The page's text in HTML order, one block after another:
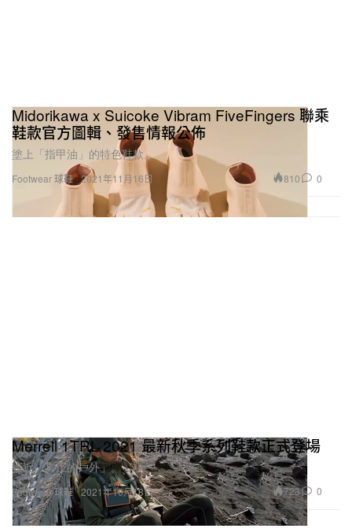
Footwear 球鞋
Midorikawa x Suicoke Vibram FiveFingers 聯乘
鞋款官方圖輯、發售情報公佈
塗上「指甲油」的特色鞋款。
2021年11月16日 810 0
Footwear 球鞋
Merrell 1TRL 2021 最新秋季系列鞋款正式登場
接近「真正的戶外」。
2021年10月18日 723 0